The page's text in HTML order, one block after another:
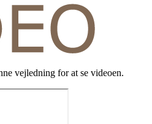
vejledning for at se videoen.